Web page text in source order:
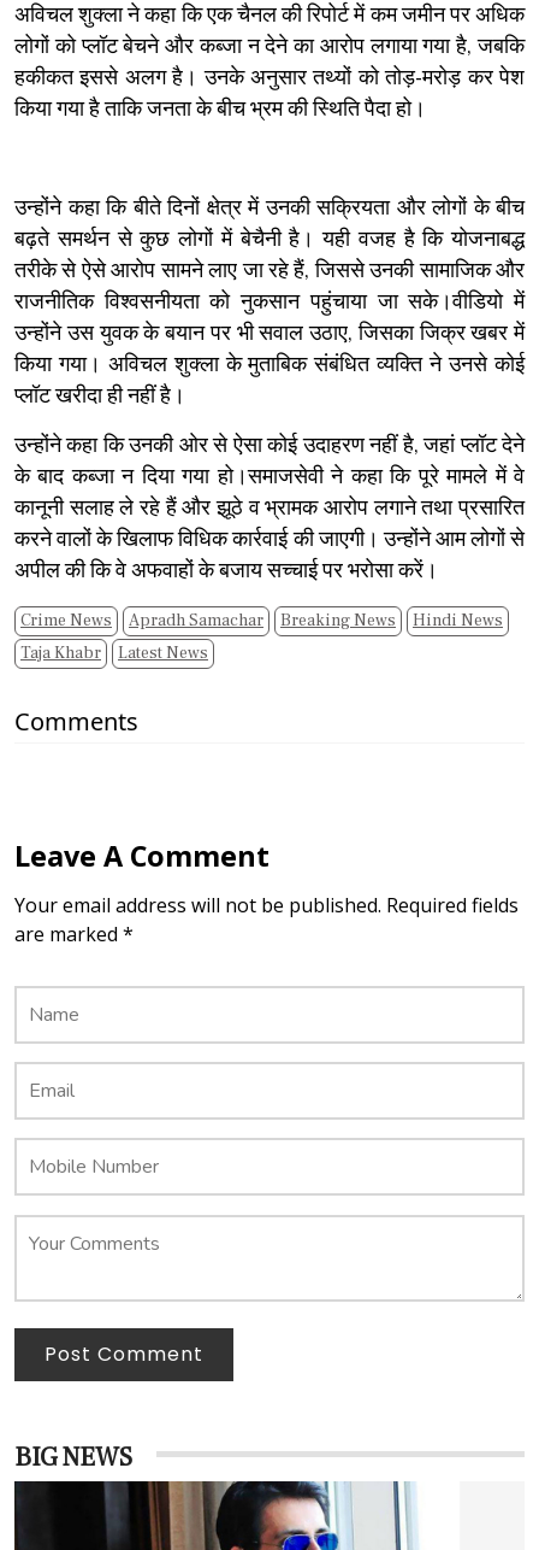
अविचल शुक्ला ने कहा कि एक चैनल की रिपोर्ट में कम जमीन पर अधिक
लोगों को प्लॉट बेचने और कब्जा न देने का आरोप लगाया गया है, जबकि
हकीकत इससे अलग है। उनके अनुसार तथ्यों को तोड़-मरोड़ कर पेश
किया गया है ताकि जनता के बीच भ्रम की स्थिति पैदा हो।
उन्होंने कहा कि बीते दिनों क्षेत्र में उनकी सक्रियता और लोगों के बीच
बढ़ते समर्थन से कुछ लोगों में बेचैनी है। यही वजह है कि योजनाबद्ध
तरीके से ऐसे आरोप सामने लाए जा रहे हैं, जिससे उनकी सामाजिक और
राजनीतिक विश्वसनीयता को नुकसान पहुंचाया जा सके।वीडियो में
उन्होंने उस युवक के बयान पर भी सवाल उठाए, जिसका जिक्र खबर में
किया गया। अविचल शुक्ला के मुताबिक संबंधित व्यक्ति ने उनसे कोई
प्लॉट खरीदा ही नहीं है।
उन्होंने कहा कि उनकी ओर से ऐसा कोई उदाहरण नहीं है, जहां प्लॉट देने
के बाद कब्जा न दिया गया हो।समाजसेवी ने कहा कि पूरे मामले में वे
कानूनी सलाह ले रहे हैं और झूठे व भ्रामक आरोप लगाने तथा प्रसारित
करने वालों के खिलाफ विधिक कार्रवाई की जाएगी। उन्होंने आम लोगों से
अपील की कि वे अफवाहों के बजाय सच्चाई पर भरोसा करें।
Crime News Apradh Samachar Breaking News
Hindi News
Taja Khabr
Latest News
Comments
Leave A Comment
Your email address will not be published. Required fields
are marked *
Post Comment
BIG NEWS